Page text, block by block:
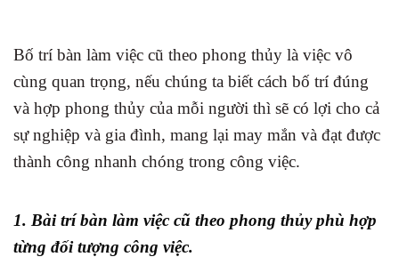
Bố trí bàn làm việc cũ theo phong thủy là việc vô
cùng quan trọng, nếu chúng ta biết cách bố trí đúng
và hợp phong thủy của mỗi người thì sẽ có lợi cho cả
sự nghiệp và gia đình, mang lại may mắn và đạt được
thành công nhanh chóng trong công việc.
1. Bài trí bàn làm việc cũ theo phong thủy phù hợp
từng đối tượng công việc.